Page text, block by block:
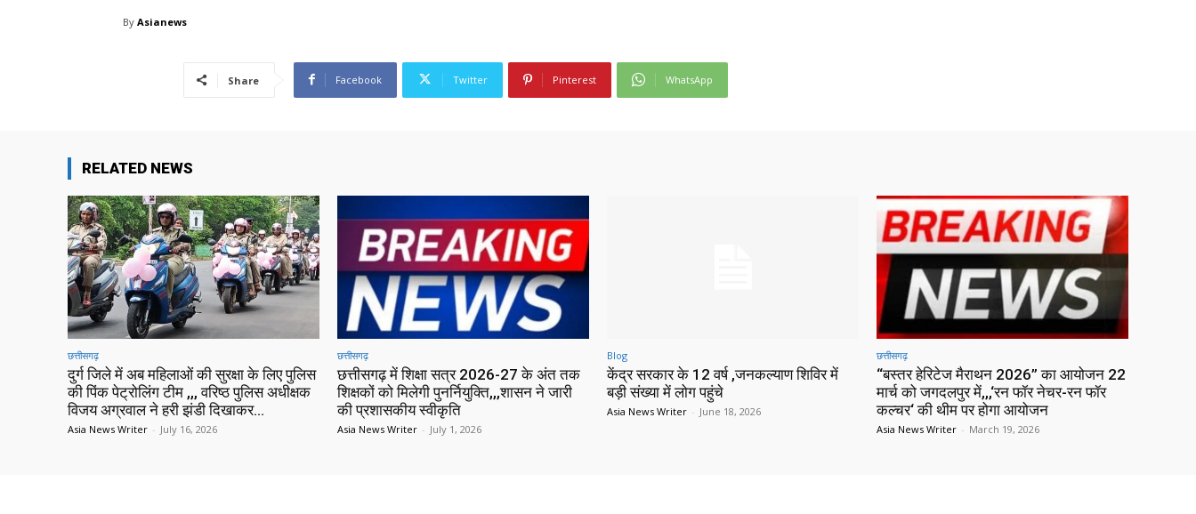
By Asianews
Share Facebook Twitter Pinterest WhatsApp
RELATED NEWS
छत्तीसगढ़
दुर्ग जिले में अब महिलाओं की सुरक्षा के लिए पुलिस
की पिंक पेट्रोलिंग टीम ,,, वरिष्ठ पुलिस अधीक्षक
विजय अग्रवाल ने हरी झंडी दिखाकर...
Asia News Writer - July 16, 2026
छत्तीसगढ़
छत्तीसगढ़ में शिक्षा सत्र 2026-27 के अंत तक
शिक्षकों को मिलेगी पुनर्नियुक्ति,,,शासन ने जारी
की प्रशासकीय स्वीकृति
Asia News Writer - July 1, 2026
Blog
केंद्र सरकार के 12 वर्ष ,जनकल्याण शिविर में
बड़ी संख्या में लोग पहुंचे
Asia News Writer - June 18, 2026
छत्तीसगढ़
“बस्तर हेरिटेज मैराथन 2026” का आयोजन 22
मार्च को जगदलपुर में,,,‘रन फॉर नेचर-रन फॉर
कल्चर‘ की थीम पर होगा आयोजन
Asia News Writer - March 19, 2026